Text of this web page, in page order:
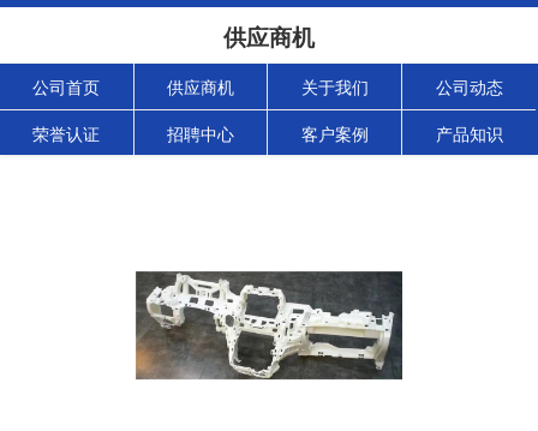
供应商机
公司首页 供应商机 关于我们 公司动态
荣誉认证 招聘中心 客户案例 产品知识